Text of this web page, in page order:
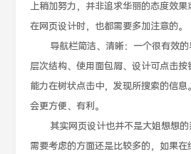
上稍加努力，并非追求华丽的态度效果
在网页设计时，也都需要多加注意的。
导航栏简洁、清晰：一个很有效的
层次结构、使用面包屑、设计可点击
能力在树状点击中，发现所搜索的信
会更方便、有利。
其实网页设计也并不是大姐想想的
需要考虑的方面还是比较多的，如果